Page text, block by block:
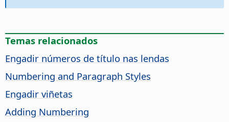
Temas relacionados
Engadir números de título nas lendas
Numbering and Paragraph Styles
Engadir viñetas
Adding Numbering